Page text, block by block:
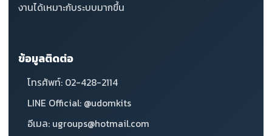
งานได้เหมาะกับระบบมากขึ้น
ข้อมูลติดต่อ
โทรศัพท์: 02-428-2114
LINE Official: @udomkits
อีเมล: ugroups@hotmail.com